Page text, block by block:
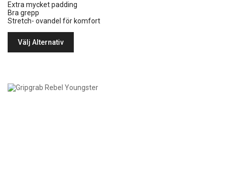
Extra mycket padding
Bra grepp
Stretch- ovandel för komfort
Välj Alternativ